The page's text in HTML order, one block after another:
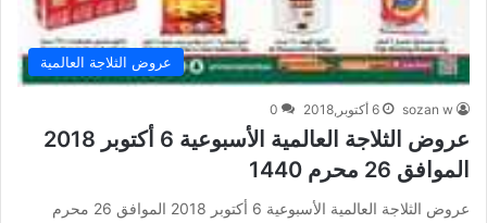
عروض الثلاجة العالمية
sozan w 6 أكتوبر,2018 0
عروض الثلاجة العالمية الأسبوعية 6 أكتوبر 2018
الموافق 26 محرم 1440
عروض الثلاجة العالمية الأسبوعية 6 أكتوبر 2018 الموافق 26 محرم